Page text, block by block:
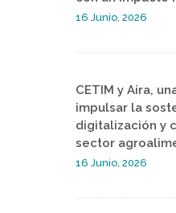
16 Junio, 2026
CETIM y Aira,
impulsar la
digitalización y
sector
16 Junio, 2026